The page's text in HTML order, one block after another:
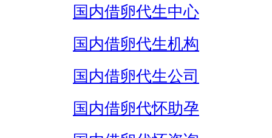
国内借卵代生中心
国内借卵代生机构
国内借卵代生公司
国内借卵代怀助孕